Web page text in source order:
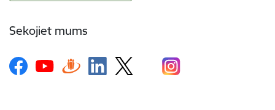
Sekojiet mums